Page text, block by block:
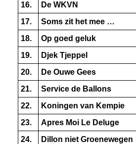
16.
De WKVN
17.
Soms zit het mee …
18.
Op goed geluk
19.
Djek Tjeppel
20.
De Ouwe Gees
21.
Service de Ballons
22.
Koningen van Kempie
23.
Apres Moi Le Deluge
24.
Dillon niet Groenewegen